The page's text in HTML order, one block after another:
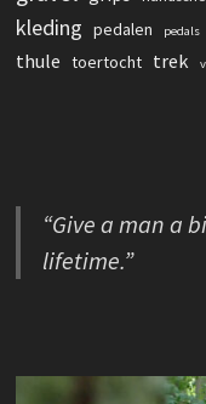
kleding pedalen pedals
thule toertocht trek
“Give a man a
lifetime.”